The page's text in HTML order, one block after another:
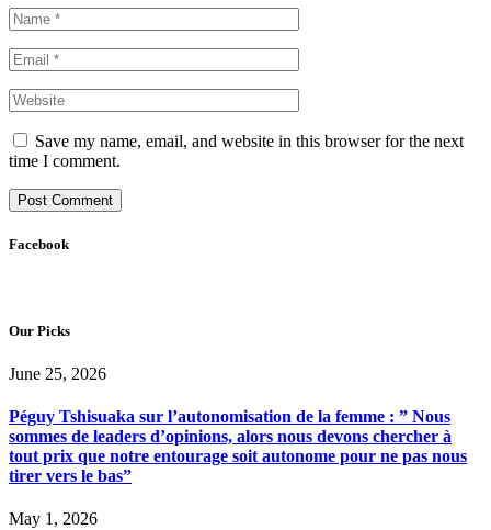
Save my name, email, and website in this browser for the next
time I comment.
Facebook
Our Picks
June 25, 2026
Péguy Tshisuaka sur l’autonomisation de la femme : ” Nous
sommes de leaders d’opinions, alors nous devons chercher à
tout prix que notre entourage soit autonome pour ne pas nous
tirer vers le bas”
May 1, 2026